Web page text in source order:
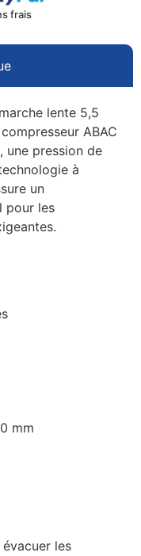
frais
lente 5,5
ABAC
pression de
à
un
pour les
mm
les